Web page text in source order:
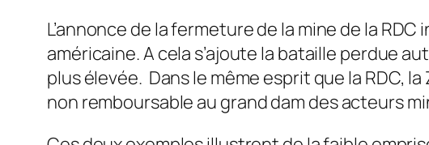
L’annonce de la fermeture de la mine de la
américaine. A cela s’ajoute la bataille perdue
plus élevée. Dans le même esprit que la RDC,
non remboursable au grand dam des acteurs